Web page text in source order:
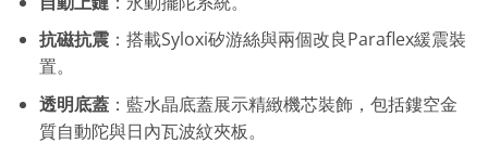
抗磁抗震：搭載Syloxi矽游絲與兩個改良Paraflex緩震裝
置。
透明底蓋：藍水晶底蓋展示精緻機芯裝飾，包括鏤空金
質自動陀與日內瓦波紋夾板。